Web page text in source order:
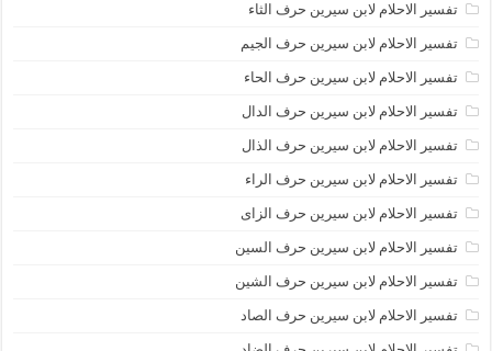
تفسير الاحلام لابن سيرين حرف الثاء
تفسير الاحلام لابن سيرين حرف الجيم
تفسير الاحلام لابن سيرين حرف الحاء
تفسير الاحلام لابن سيرين حرف الدال
تفسير الاحلام لابن سيرين حرف الذال
تفسير الاحلام لابن سيرين حرف الراء
تفسير الاحلام لابن سيرين حرف الزاى
تفسير الاحلام لابن سيرين حرف السين
تفسير الاحلام لابن سيرين حرف الشين
تفسير الاحلام لابن سيرين حرف الصاد